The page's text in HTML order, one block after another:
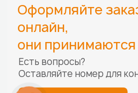
Оформляйте
онлайн,
они принимаются
Есть вопросы?
Оставляйте номер для